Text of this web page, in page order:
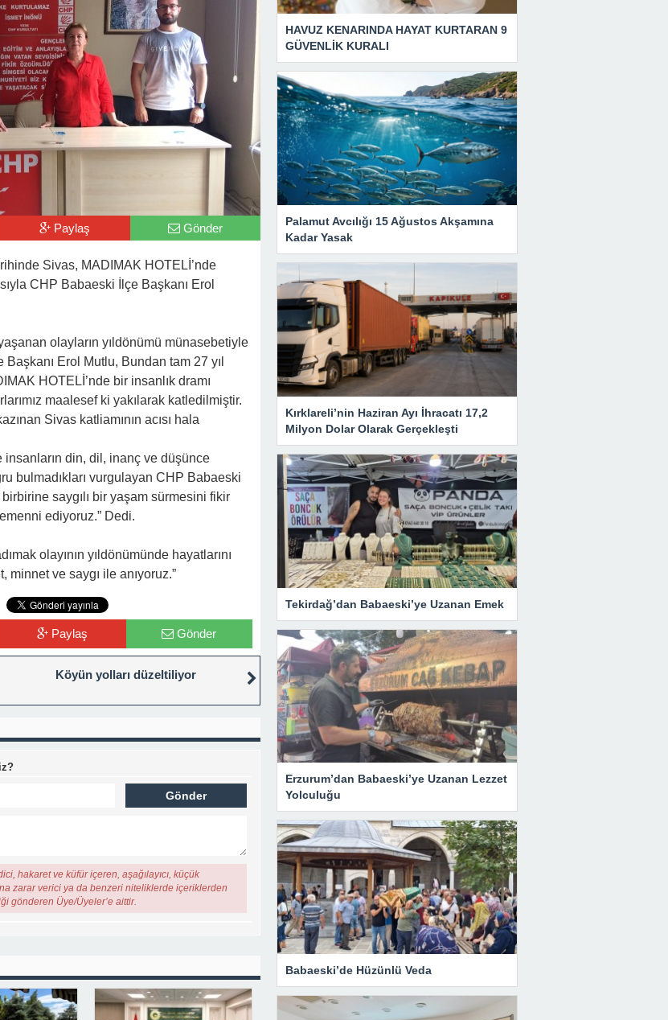
Paylaş Gönder
Sivas, MADIMAK HOTELİ’nde
CHP Babaeski İlçe Başkanı Erol
olayların yıldönümü münasebetiyle
Erol Mutlu, Bundan tam 27 yıl
HOTELİ’nde bir insanlık dramı
maalesef ki yakılarak katledilmiştir.
Sivas katliamının acısı hala
insanların din, dil, inanç ve düşünce
bulmadıkları vurgulayan CHP Babaeski
saygılı bir yaşam sürmesini fikir
ediyoruz.” Dedi.
olayının yıldönümünde hayatlarını
minnet ve saygı ile anıyoruz.”
Paylaş Gönder
Köyün yolları düzeltiliyor
hakaret ve küfür içeren, aşağılayıcı, küçük
zarar verici ya da benzeri niteliklerde içeriklerden
gönderen Üye/Üyeler’e aittir.
HAVUZ KENARINDA HAYAT KURTARAN 9
GÜVENLİK KURALI
Palamut Avcılığı 15 Ağustos Akşamına
Kadar Yasak
Kırklareli’nin Haziran Ayı İhracatı 17,2
Milyon Dolar Olarak Gerçekleşti
Tekirdağ’dan Babaeski’ye Uzanan Emek
Erzurum’dan Babaeski’ye Uzanan Lezzet
Yolculuğu
Babaeski’de Hüzünlü Veda